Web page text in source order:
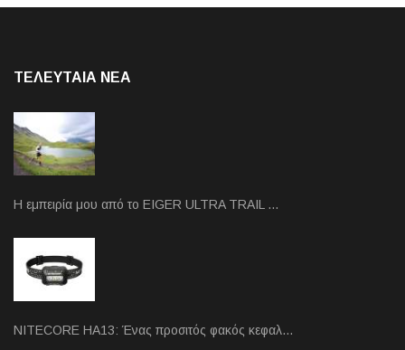
ΤΕΛΕΥΤΑΙΑ NEA
Η εμπειρία μου από το EIGER ULTRA TRAIL …
NITECORE HA13: Ένας προσιτός φακός κεφαλ…